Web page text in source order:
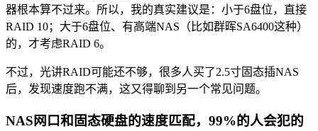
器根本算不过来。所以，我的真实建议是：小于6盘位，直接
RAID 10；大于6盘位、有高端NAS（比如群晖SA6400这种）
的，才考虑RAID 6。
不过，光讲RAID可能还不够，很多人买了2.5寸固态插NAS
后，发现速度跑不满，这又得聊到另一个常见问题。
NAS网口和固态硬盘的速度匹配，99%的人会犯的